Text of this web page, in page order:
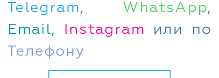
Telegram, WhatsApp,
Email, Instagram или по
Телефону